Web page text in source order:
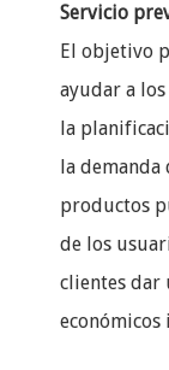
Servicio
El objetivo
ayudar a
la
la demanda
productos
de los
clientes dar
económicos